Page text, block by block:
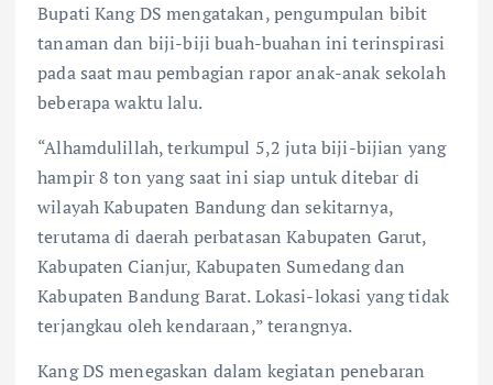
Bupati Kang DS mengatakan, pengumpulan bibit
tanaman dan biji-biji buah-buahan ini terinspirasi
pada saat mau pembagian rapor anak-anak sekolah
beberapa waktu lalu.
“Alhamdulillah, terkumpul 5,2 juta biji-bijian yang
hampir 8 ton yang saat ini siap untuk ditebar di
wilayah Kabupaten Bandung dan sekitarnya,
terutama di daerah perbatasan Kabupaten Garut,
Kabupaten Cianjur, Kabupaten Sumedang dan
Kabupaten Bandung Barat. Lokasi-lokasi yang tidak
terjangkau oleh kendaraan,” terangnya.
Kang DS menegaskan dalam kegiatan penebaran